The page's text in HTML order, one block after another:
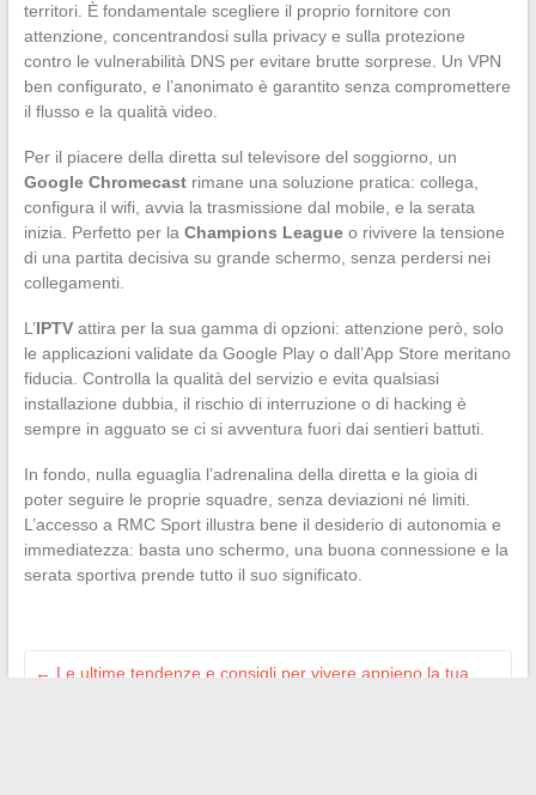
territori. È fondamentale scegliere il proprio fornitore con
attenzione, concentrandosi sulla privacy e sulla protezione
contro le vulnerabilità DNS per evitare brutte sorprese. Un VPN
ben configurato, e l’anonimato è garantito senza compromettere
il flusso e la qualità video.
Per il piacere della diretta sul televisore del soggiorno, un
Google Chromecastrimane una soluzione pratica: collega,
configura il wifi, avvia la trasmissione dal mobile, e la serata
inizia. Perfetto per la Champions Leagueo rivivere la tensione
di una partita decisiva su grande schermo, senza perdersi nei
collegamenti.
L’IPTVattira per la sua gamma di opzioni: attenzione però, solo
le applicazioni validate da Google Play o dall’App Store meritano
fiducia. Controlla la qualità del servizio e evita qualsiasi
installazione dubbia, il rischio di interruzione o di hacking è
sempre in agguato se ci si avventura fuori dai sentieri battuti.
In fondo, nulla eguaglia l’adrenalina della diretta e la gioia di
poter seguire le proprie squadre, senza deviazioni né limiti.
L’accesso a RMC Sport illustra bene il desiderio di autonomia e
immediatezza: basta uno schermo, una buona connessione e la
serata sportiva prende tutto il suo significato.
← Le ultime tendenze e consigli per vivere appieno la tua